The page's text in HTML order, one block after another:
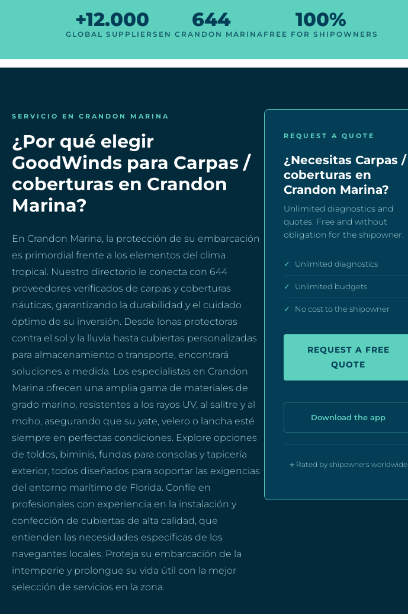
+12.000
GLOBAL SUPPLIERS
644
EN CRANDON MARINA
100%
FREE FOR SHIPOWNERS
SERVICIO EN CRANDON MARINA
¿Por qué elegir
GoodWinds para Carpas /
coberturas en Crandon
Marina?
En Crandon Marina, la protección de su embarcación
es primordial frente a los elementos del clima
tropical. Nuestro directorio le conecta con 644
proveedores verificados de carpas y coberturas
náuticas, garantizando la durabilidad y el cuidado
óptimo de su inversión. Desde lonas protectoras
contra el sol y la lluvia hasta cubiertas personalizadas
para almacenamiento o transporte, encontrará
soluciones a medida. Los especialistas en Crandon
Marina ofrecen una amplia gama de materiales de
grado marino, resistentes a los rayos UV, al salitre y al
moho, asegurando que su yate, velero o lancha esté
siempre en perfectas condiciones. Explore opciones
de toldos, biminis, fundas para consolas y tapicería
exterior, todos diseñados para soportar las exigencias
del entorno marítimo de Florida. Confíe en
profesionales con experiencia en la instalación y
confección de cubiertas de alta calidad, que
entienden las necesidades específicas de los
navegantes locales. Proteja su embarcación de la
intemperie y prolongue su vida útil con la mejor
selección de servicios en la zona.
REQUEST A QUOTE
¿Necesitas Carpas /
coberturas en
Crandon Marina?
Unlimited diagnostics and
quotes. Free and without
obligation for the shipowner.
✓ Unlimited diagnostics
✓ Unlimited budgets
✓ No cost to the shipowner
REQUEST A FREE
QUOTE
Download the app
⭐ Rated by shipowners worldwide